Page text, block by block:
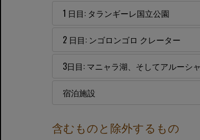
1 日目: タランギーレ国立公園
2 日目: ンゴロンゴロ クレーター
3日目: マニャラ湖、そしてアルーシャ
宿泊施設
含むものと除外するもの